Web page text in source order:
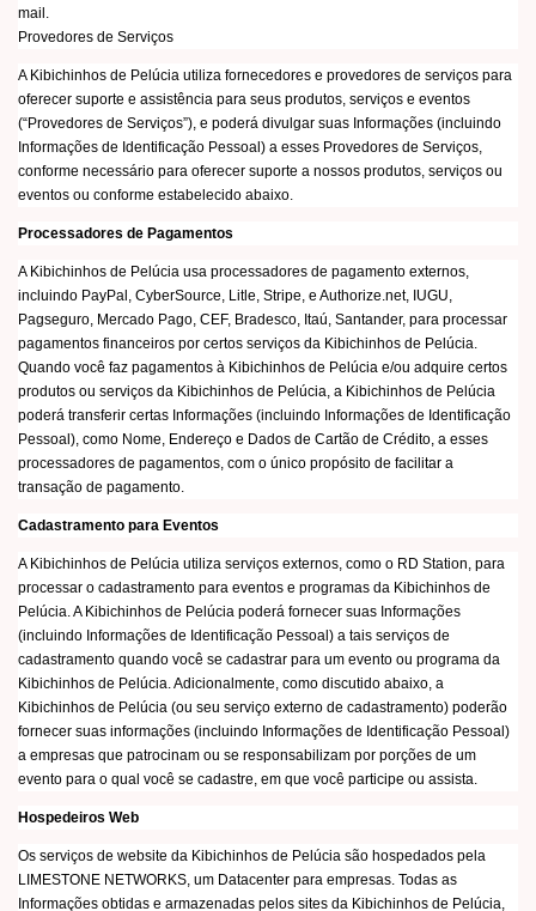
mail.
Provedores de Serviços
A Kibichinhos de Pelúcia utiliza fornecedores e provedores de serviços para
oferecer suporte e assistência para seus produtos, serviços e eventos
(“Provedores de Serviços”), e poderá divulgar suas Informações (incluindo
Informações de Identificação Pessoal) a esses Provedores de Serviços,
conforme necessário para oferecer suporte a nossos produtos, serviços ou
eventos ou conforme estabelecido abaixo.
Processadores de Pagamentos
A Kibichinhos de Pelúcia usa processadores de pagamento externos,
incluindo PayPal, CyberSource, Litle, Stripe, e Authorize.net, IUGU,
Pagseguro, Mercado Pago, CEF, Bradesco, Itaú, Santander, para processar
pagamentos financeiros por certos serviços da Kibichinhos de Pelúcia.
Quando você faz pagamentos à Kibichinhos de Pelúcia e/ou adquire certos
produtos ou serviços da Kibichinhos de Pelúcia, a Kibichinhos de Pelúcia
poderá transferir certas Informações (incluindo Informações de Identificação
Pessoal), como Nome, Endereço e Dados de Cartão de Crédito, a esses
processadores de pagamentos, com o único propósito de facilitar a
transação de pagamento.
Cadastramento para Eventos
A Kibichinhos de Pelúcia utiliza serviços externos, como o RD Station, para
processar o cadastramento para eventos e programas da Kibichinhos de
Pelúcia. A Kibichinhos de Pelúcia poderá fornecer suas Informações
(incluindo Informações de Identificação Pessoal) a tais serviços de
cadastramento quando você se cadastrar para um evento ou programa da
Kibichinhos de Pelúcia. Adicionalmente, como discutido abaixo, a
Kibichinhos de Pelúcia (ou seu serviço externo de cadastramento) poderão
fornecer suas informações (incluindo Informações de Identificação Pessoal)
a empresas que patrocinam ou se responsabilizam por porções de um
evento para o qual você se cadastre, em que você participe ou assista.
Hospedeiros Web
Os serviços de website da Kibichinhos de Pelúcia são hospedados pela
LIMESTONE NETWORKS, um Datacenter para empresas. Todas as
Informações obtidas e armazenadas pelos sites da Kibichinhos de Pelúcia,